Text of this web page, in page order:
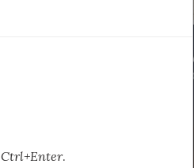
Ctrl+Enter.